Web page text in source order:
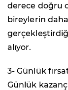
derece doğru
bireylerin
alıyor.
3- Günlük
Günlük